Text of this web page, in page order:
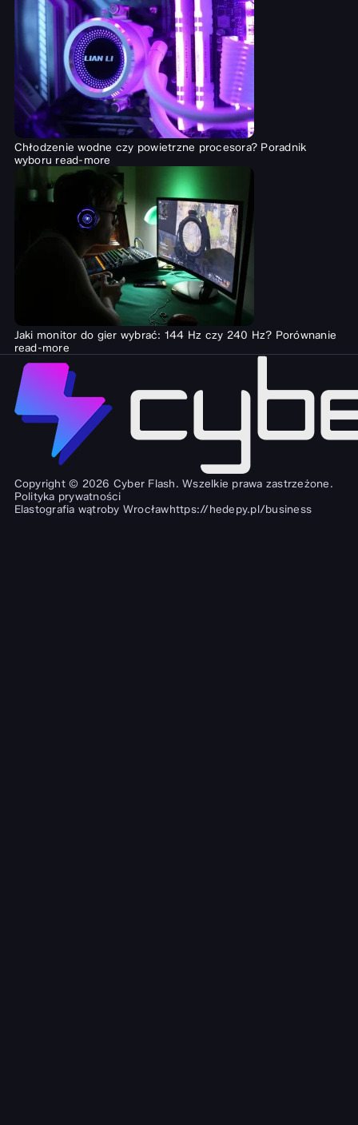
Chłodzenie wodne czy powietrzne procesora? Poradnik
wyboru read-more
Jaki monitor do gier wybrać: 144 Hz czy 240 Hz? Porównanie
read-more
Copyright © 2026 Cyber Flash. Wszelkie prawa zastrzeżone.
Polityka prywatności
Elastografia wątroby Wrocławhttps://hedepy.pl/business